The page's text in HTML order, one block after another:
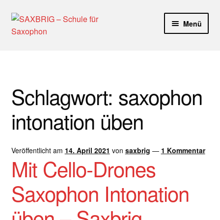
Zur
Navigation
Zum
Inhalt
Menü
Aktuelle Blog Artikel
ANMELDUNG
Dankeschön – Impro Basic Downloads (Youtube)
Datenschutz
Schlagwort: saxophon
intonation üben
Veröffentlicht am 14. April 2021 von saxbrig — 1 Kommentar
Mit Cello-Drones
Saxophon Intonation